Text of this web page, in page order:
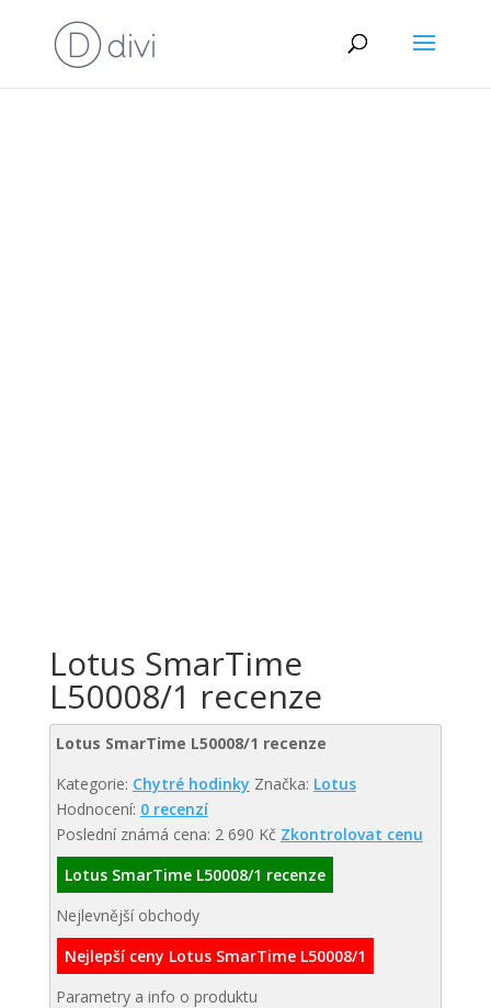
Lotus SmarTime
L50008/1 recenze
Lotus SmarTime L50008/1 recenze
Kategorie: Chytré hodinky Značka: Lotus
Hodnocení: 0 recenzí
Poslední známá cena: 2 690 Kč Zkontrolovat cenu
Lotus SmarTime L50008/1 recenze
Nejlevnější obchody
Nejlepší ceny Lotus SmarTime L50008/1
Parametry a info o produktu